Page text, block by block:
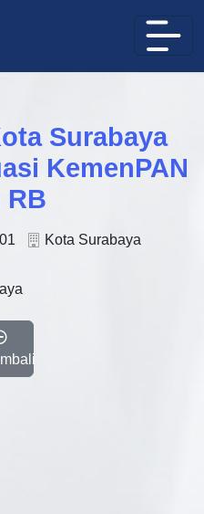
Surabaya
KemenPAN
RB
Kota Surabaya